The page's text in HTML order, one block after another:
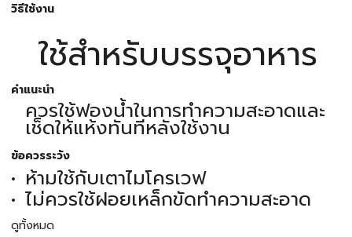
วิธีใช้งาน
ใช้สำหรับบรรจุอาหาร
คำแนะนำ
ควรใช้ฟองน้ำในการทำความสะอาดและ
เช็ดให้แห้งทันทีหลังใช้งาน
ข้อควรระวัง
ห้ามใช้กับเตาไมโครเวฟ
ไม่ควรใช้ฝอยเหล็กขัดทำความสะอาด
ดูทั้งหมด